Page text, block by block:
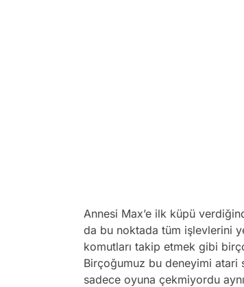
Annesi Max’e ilk küpü
da bu noktada tüm işlevlerini
komutları takip etmek gibi
Birçoğumuz bu deneyimi atari
sadece oyuna çekmiyordu